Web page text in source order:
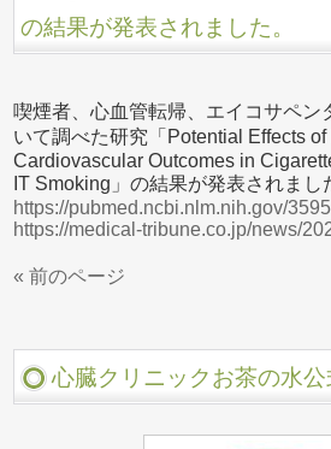
の結果が発表されました。
喫煙者、心血管転帰、エイコサペン
いて調べた研究「Potential Effects
Cardiovascular Outcomes in
IT Smoking」の結果が発表されまし
https://pubmed.ncbi.nlm.nih.gov/
https://medical-tribune.co.jp/news/
« 前のページ
心臓クリニックお茶の水